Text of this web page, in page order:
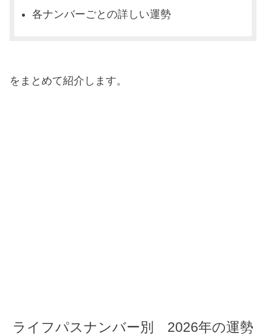
各ナンバーごとの詳しい運勢
をまとめて紹介します。
ライフパスナンバー別 2026年の運勢